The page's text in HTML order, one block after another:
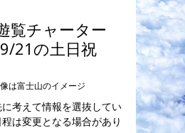
覧チャーター
21の土日祝
は富士山のイメージ
考えて情報を選抜してい
は変更となる場合があり